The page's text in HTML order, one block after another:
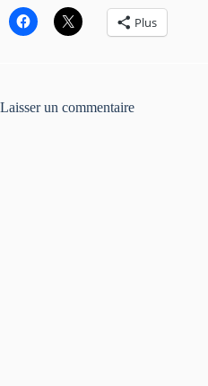
Plus
Laisser un commentaire